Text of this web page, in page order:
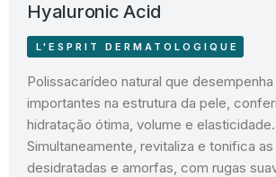
Hyaluronic Acid
L'ESPRIT DERMATOLOGIQUE
Polissacarídeo natural que
importantes na estrutura da pele,
hidratação ótima, volume e elasticidade.
Simultaneamente, revitaliza e tonifica
desidratadas e amorfas, com rugas